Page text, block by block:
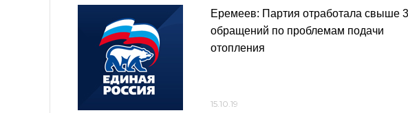
Еремеев: Партия отработала свыше
обращений по проблемам подачи
отопления
15.10.19